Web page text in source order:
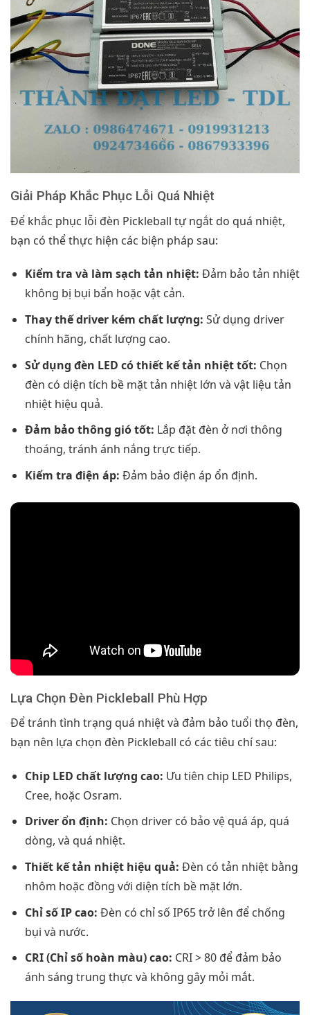
Giải Pháp Khắc Phục Lỗi Quá Nhiệt
Để khắc phục lỗi đèn Pickleball tự ngắt do quá nhiệt,
bạn có thể thực hiện các biện pháp sau:
Kiểm tra và làm sạch tản nhiệt: Đảm bảo tản nhiệt
không bị bụi bẩn hoặc vật cản.
Thay thế driver kém chất lượng: Sử dụng driver
chính hãng, chất lượng cao.
Sử dụng đèn LED có thiết kế tản nhiệt tốt: Chọn
đèn có diện tích bề mặt tản nhiệt lớn và vật liệu tản
nhiệt hiệu quả.
Đảm bảo thông gió tốt: Lắp đặt đèn ở nơi thông
thoáng, tránh ánh nắng trực tiếp.
Kiểm tra điện áp: Đảm bảo điện áp ổn định.
Lựa Chọn Đèn Pickleball Phù Hợp
Để tránh tình trạng quá nhiệt và đảm bảo tuổi thọ đèn,
bạn nên lựa chọn đèn Pickleball có các tiêu chí sau:
Chip LED chất lượng cao: Ưu tiên chip LED Philips,
Cree, hoặc Osram.
Driver ổn định: Chọn driver có bảo vệ quá áp, quá
dòng, và quá nhiệt.
Thiết kế tản nhiệt hiệu quả: Đèn có tản nhiệt bằng
nhôm hoặc đồng với diện tích bề mặt lớn.
Chỉ số IP cao: Đèn có chỉ số IP65 trở lên để chống
bụi và nước.
CRI (Chỉ số hoàn màu) cao: CRI > 80 để đảm bảo
ánh sáng trung thực và không gây mỏi mắt.